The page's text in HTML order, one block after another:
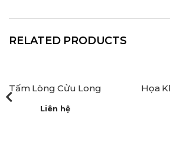
RELATED PRODUCTS
Tấm Lòng Cửu Long
Liên hệ
Họa